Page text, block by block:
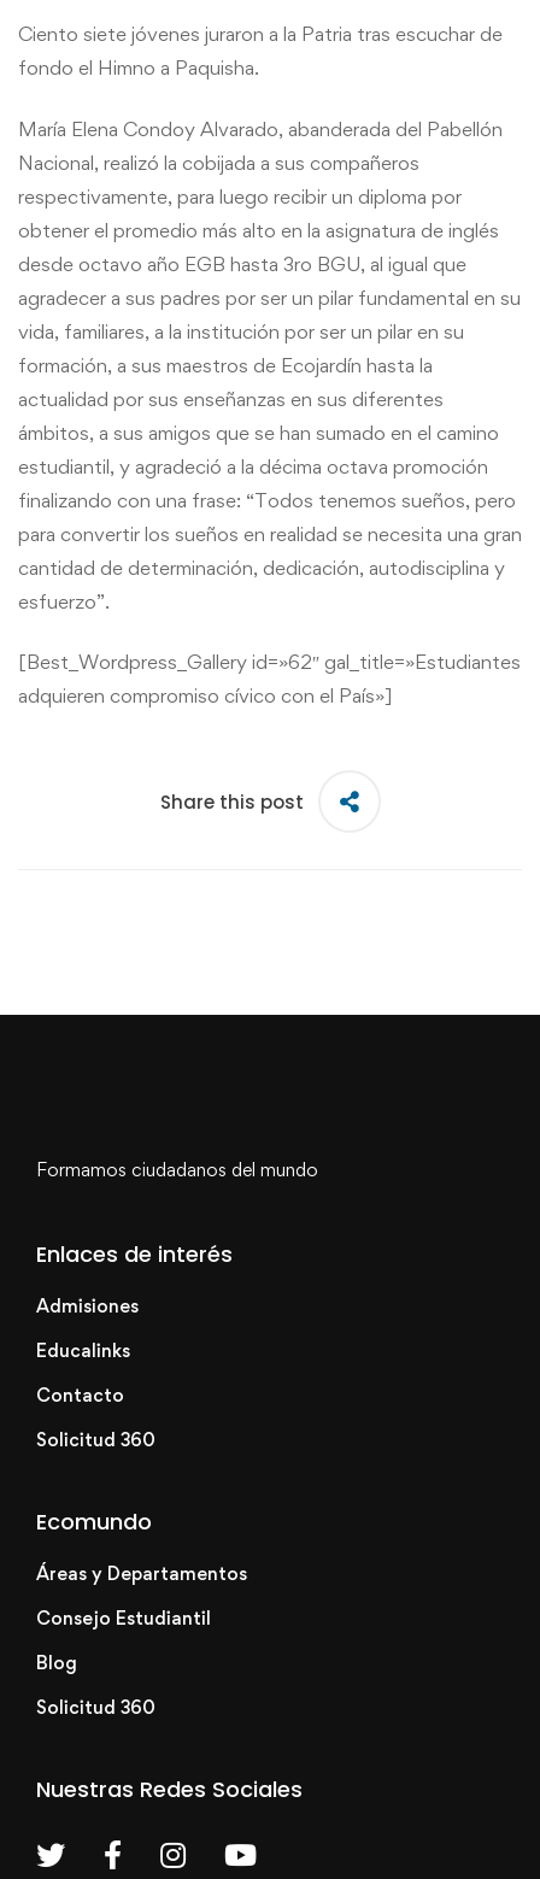
Ciento siete jóvenes juraron a la Patria tras escuchar de
fondo el Himno a Paquisha.
María Elena Condoy Alvarado, abanderada del Pabellón
Nacional, realizó la cobijada a sus compañeros
respectivamente, para luego recibir un diploma por
obtener el promedio más alto en la asignatura de inglés
desde octavo año EGB hasta 3ro BGU, al igual que
agradecer a sus padres por ser un pilar fundamental en su
vida, familiares, a la institución por ser un pilar en su
formación, a sus maestros de Ecojardín hasta la
actualidad por sus enseñanzas en sus diferentes
ámbitos, a sus amigos que se han sumado en el camino
estudiantil, y agradeció a la décima octava promoción
finalizando con una frase: “Todos tenemos sueños, pero
para convertir los sueños en realidad se necesita una gran
cantidad de determinación, dedicación, autodisciplina y
esfuerzo”.
[Best_Wordpress_Gallery id=»62″ gal_title=»Estudiantes
adquieren compromiso cívico con el País»]
Share this post
Formamos ciudadanos del mundo
Enlaces de interés
Admisiones
Educalinks
Contacto
Solicitud 360
Ecomundo
Áreas y Departamentos
Consejo Estudiantil
Blog
Solicitud 360
Nuestras Redes Sociales